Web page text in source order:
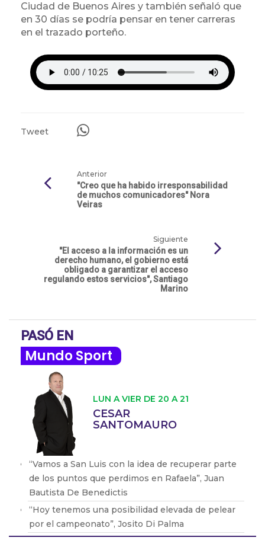
Ciudad de Buenos Aires y también señaló que
en 30 días se podría pensar en tener carreras
en el trazado porteño.
Tweet
Anterior
"Creo que ha habido irresponsabilidad
de muchos comunicadores" Nora
Veiras
Siguiente
"El acceso a la información es un
derecho humano, el gobierno está
obligado a garantizar el acceso
regulando estos servicios", Santiago
Marino
PASÓ EN
Mundo Sport
LUN A VIER DE 20 A 21
CESAR
SANTOMAURO
‘‘Vamos a San Luis con la idea de recuperar parte
de los puntos que perdimos en Rafaela”, Juan
Bautista De Benedictis
‘‘Hoy tenemos una posibilidad elevada de pelear
por el campeonato”, Josito Di Palma